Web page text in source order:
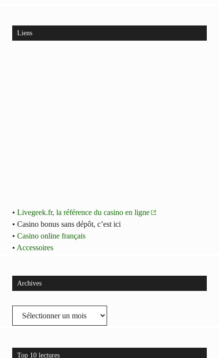
Liens
• Livegeek.fr, la référence du casino en ligne
• Casino bonus sans dépôt, c’est ici
• Casino online français
• Accessoires
Archives
Archives
Top 10 lectures